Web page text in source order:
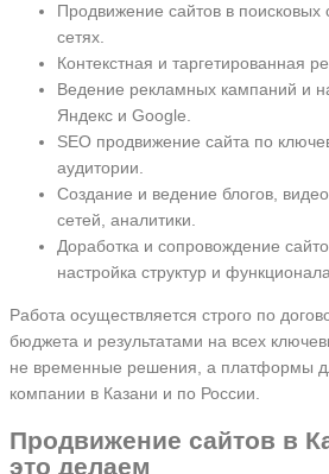
Продвижение сайтов в поисковых
сетях.
Контекстная и таргетированная
Ведение рекламных кампаний и
Яндекс и Google.
SEO продвижение сайта по
аудитории.
Создание и ведение блогов,
сетей, аналитики.
Доработка и сопровождение
настройка структур и функционала.
Работа осуществляется строго по
бюджета и результатами на всех
не временные решения, а платформы
компании в Казани и по России.
Продвижение сайтов в
это делаем